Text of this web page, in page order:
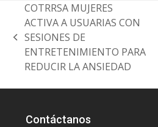
previous
post:
COTRRSA MUJERES
ACTIVA A USUARIAS CON
SESIONES DE
ENTRETENIMIENTO PARA
REDUCIR LA ANSIEDAD
Contáctanos